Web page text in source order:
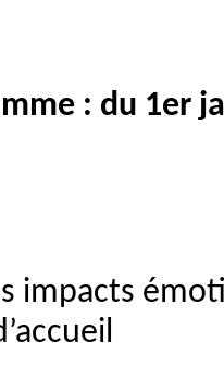
: du 1er
impacts